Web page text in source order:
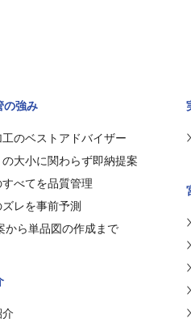
の強み
のベストアドバイザー
の大小に関わらず即納提案
すべてを品質管理
レを事前予測
から単品図の作成まで